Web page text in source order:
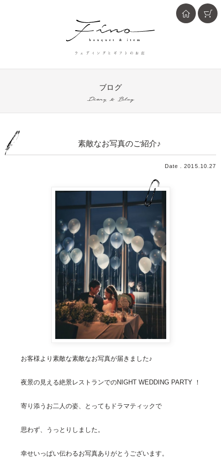
ウェディングとギフトのお店
ブログ
Diary & Blog
素敵なお写真のご紹介♪
Date . 2015.10.27
お客様より素敵な素敵なお写真が届きました♪
夜景の見える絶景レストランでのNIGHT WEDDING PARTY ！
寄り添うお二人の姿、とってもドラマティックで
思わず、うっとりしました。
幸せいっぱい伝わるお写真ありがとうございます。